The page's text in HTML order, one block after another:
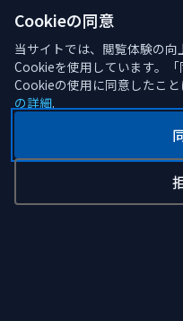
Cookieの同意
当サイトでは、閲覧体験の
Cookieを使用しています。「
Cookieの使用に同意したこと
の詳細.